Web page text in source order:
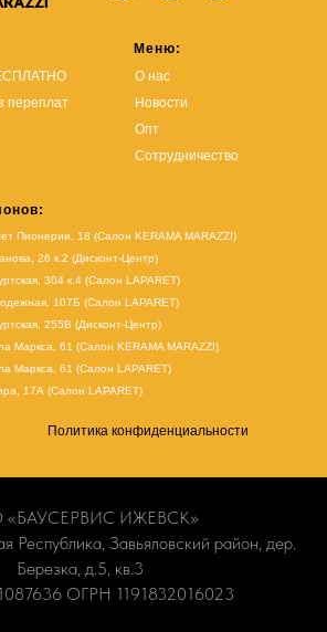
переплат
Меню:
О нас
Новости
Опт
Сотрудничество
Пионерии, 18 (Салон KERAMA MARAZZI)
26 к.2 (Дисконт-Центр)
304 к.4 (Салон LAPARET)
107Б (Салон LAPARET)
255В (Дисконт-Центр)
Маркса, 61 (Салон KERAMA MARAZZI)
Маркса, 61 (Салон LAPARET)
17А (Салон LAPARET)
Политика конфиденциальности
ИЖЕВСК»
Республика, Завьяловский район, дер.
Березка, д.5, кв.3
ОГРН 1191832016023